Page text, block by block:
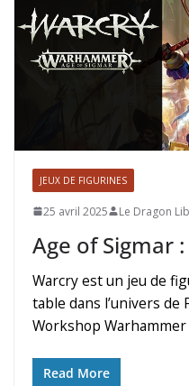
JEUX DE FIGURINES
25 avril 2025 Le Dragon
Age of Sigmar
Warcry est un jeu de
table dans l’univers de
Workshop
Read More